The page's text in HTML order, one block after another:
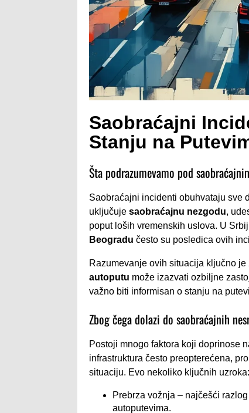
Saobraćajni
Stanju na
Šta podrazumevamo pod
Saobraćajni incidenti obuhvataju sve
uključuje saobraćajnu nezgodu,
poput loših vremenskih uslova. U
Beogradu često su posledica ovih
Razumevanje ovih situacija ključno
autoputu može izazvati ozbiljne
važno biti informisan o stanju na
Zbog čega dolazi do saobraćajnih
Postoji mnogo faktora koji doprinose
infrastruktura često preopterećena,
situaciju. Evo nekoliko ključnih uzroka:
Prebrza vožnja – najčešći razlog
autoputevima.